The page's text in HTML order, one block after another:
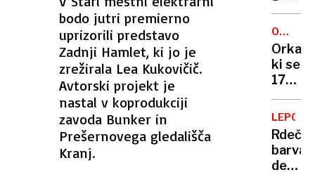
bodo jutri premierno
uprizorili predstavo
Zadnji Hamlet, ki jo je
zrežirala Lea Kukovičič.
Avtorski projekt je
nastal v koprodukciji
zavoda Bunker in
Prešernovega gledališča
Kranj.
v
snegu,
a
srečni"
državni
tožilki:
svoje
delo"
VRSTA
Orka,
ki se
17
dni
ni
mogla
ločiti
od
trupla
LEPOTA
Rdeča,
barva